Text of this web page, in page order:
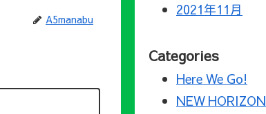
A5manabu
2021年11月
Categories
Here We Go!
NEW HORIZON